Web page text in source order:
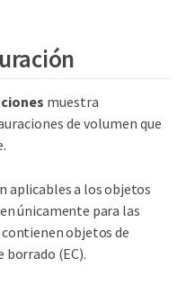
muestra
de volumen que
aplicables a los objetos
únicamente para las
objetos de
borrado (EC).